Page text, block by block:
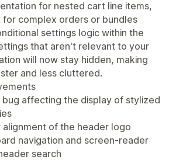
for nested cart line items,
for complex orders or bundles
settings logic within the
that aren't relevant to your
will now stay hidden, making
and less cluttered.
bug affecting the display of stylized
of the header logo
navigation and screen-reader
search